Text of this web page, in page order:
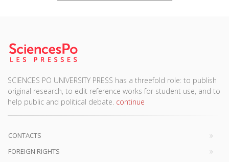
SCIENCES PO UNIVERSITY PRESS has a threefold role: to publish
original research, to edit reference works for student use, and to
help public and political debate. continue
CONTACTS
FOREIGN RIGHTS